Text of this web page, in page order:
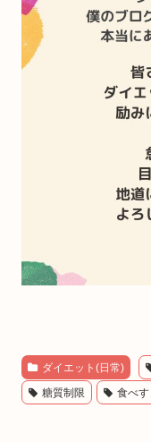
ダイエット(日常)
糖質制限 食べ